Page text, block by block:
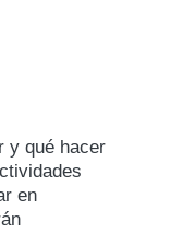
y qué hacer
en